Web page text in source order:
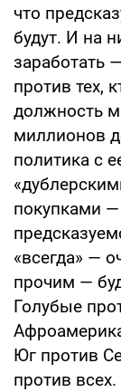
что
будут. И на
заработать
против тех,
должность
миллионов
политика с
покупками
«всегда» —
прочим —
Голубые
Юг против
против